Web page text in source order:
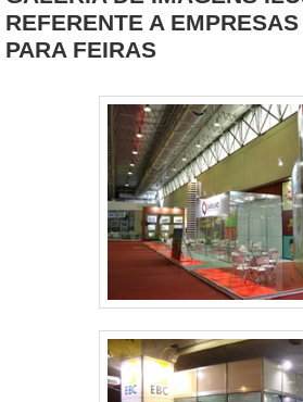
REFERENTE A
PARA FEIRAS